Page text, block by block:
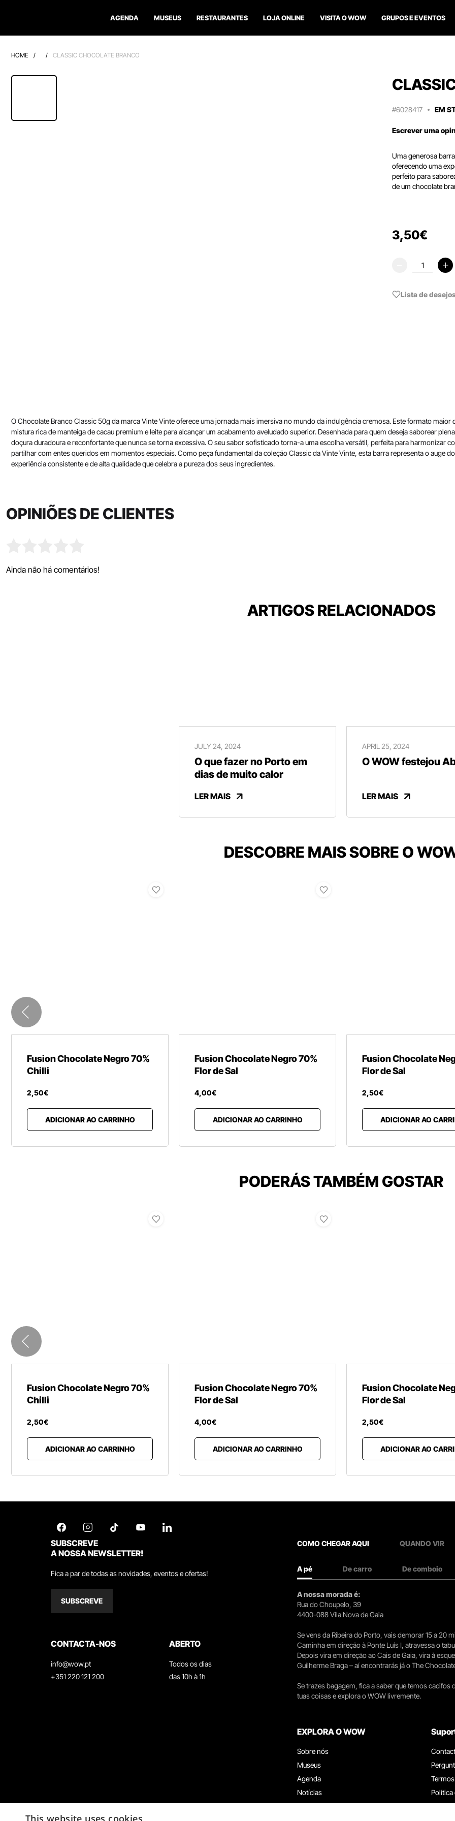
AGENDA MUSEUS RESTAURANTES LOJA ONLINE VISITA O WOW GRUPOS E EVENTOS
HOME / / CLASSIC CHOCOLATE BRANCO
#6028417 EM
Escrever uma
Uma generosa
oferecendo uma
perfeito para
de um chocolate
3,50€
Lista de
O Chocolate Branco Classic 50g da marca Vinte Vinte oferece uma jornada mais imersiva no mundo da indulgência cremosa. Este formato
mistura rica de manteiga de cacau premium e leite para alcançar um acabamento aveludado superior. Desenhada para quem deseja saborear
doçura duradoura e reconfortante que nunca se torna excessiva. O seu sabor sofisticado torna-a uma escolha versátil, perfeita para harmonizar
partilhar com entes queridos em momentos especiais. Como peça fundamental da coleção Classic da Vinte Vinte, esta barra representa o
experiência consistente e de alta qualidade que celebra a pureza dos seus ingredientes.
OPINIÕES DE CLIENTES
Ainda não há comentários!
ARTIGOS RELACIONADOS
JULY 24, 2024
O que fazer no Porto em
dias de muito calor
LER MAIS
APRIL 25, 2024
O WOW festejou
LER MAIS
DESCOBRE MAIS SOBRE O
Fusion Chocolate Negro 70%
Chilli
2,50€
ADICIONAR AO CARRINHO
Fusion Chocolate Negro 70%
Flor de Sal
4,00€
ADICIONAR AO CARRINHO
Fusion Chocolate
Flor de Sal
2,50€
ADICIONAR AO
PODERÁS TAMBÉM GOSTAR
Fusion Chocolate Negro 70%
Chilli
2,50€
ADICIONAR AO CARRINHO
Fusion Chocolate Negro 70%
Flor de Sal
4,00€
ADICIONAR AO CARRINHO
Fusion Chocolate
Flor de Sal
2,50€
ADICIONAR AO
SUBSCREVE
A NOSSA NEWSLETTER!
Fica a par de todas as novidades, eventos e ofertas!
SUBSCREVE
CONTACTA-NOS
info@wow.pt
+351 220 121 200
ABERTO
Todos os dias
das 10h à 1h
COMO CHEGAR AQUI QUANDO VIR
A pé De carro De comboio
A nossa morada é:
Rua do Choupelo, 39
4400-088 Vila Nova de Gaia
Se vens da Ribeira do Porto, vais demorar 15 a 20
Caminha em direção à Ponte Luís I, atravessa o
Depois vira em direção ao Cais de Gaia, vira à
Guilherme Braga – aí encontrarás já o The
Se trazes bagagem, fica a saber que temos
tuas coisas e explora o WOW livremente.
EXPLORA O WOW
Sobre nós
Museus
Agenda
Notícias
Restaurantes
Política
This website uses cookies